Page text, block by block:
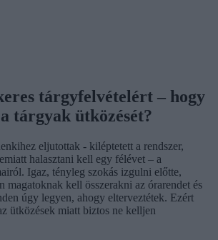
tárgyfelvételért – hogy
tárgyak ütközését?
eljutottak - kiléptetett a rendszer,
halasztani kell egy félévet – a
Igaz, tényleg szokás izgulni előtte,
magatoknak kell összerakni az órarendet és
úgy legyen, ahogy elterveztétek. Ezért
ütközések miatt biztos ne kelljen